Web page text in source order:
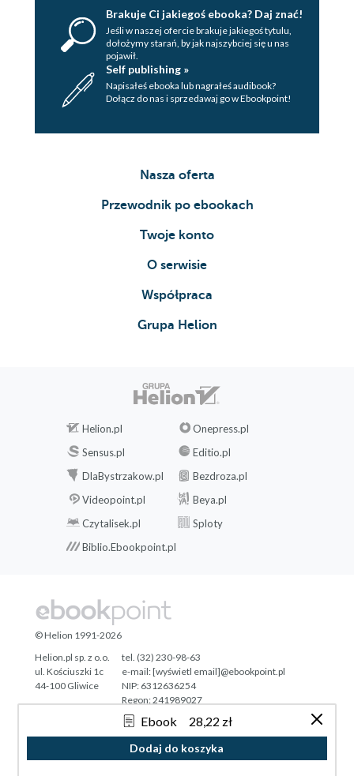
Ebook 28,22 zł
Dodaj do koszyka
Brakuje Ci jakiegoś ebooka? Daj znać!
Jeśli w naszej ofercie brakuje jakiegoś tytulu,
dołożymy starań, by jak najszybciej się u nas
pojawił.
Self publishing »
Napisałeś ebooka lub nagrałeś audibook?
Dołącz do nas i sprzedawaj go w Ebookpoint!
Nasza oferta
Przewodnik po ebookach
Twoje konto
O serwisie
Współpraca
Grupa Helion
Helion.pl
Onepress.pl
Sensus.pl
Editio.pl
DlaBystrzakow.pl
Bezdroza.pl
Videopoint.pl
Beya.pl
Czytalisek.pl
Sploty
Biblio.Ebookpoint.pl
Tonik.pl
© Helion 1991-2026
Helion.pl sp. z o.o.
ul. Kościuszki 1c
44-100 Gliwice
tel. (32) 230-98-63
e-mail:[wyświetl email]@ebookpoint.pl
NIP: 6312636254
Regon: 241989027